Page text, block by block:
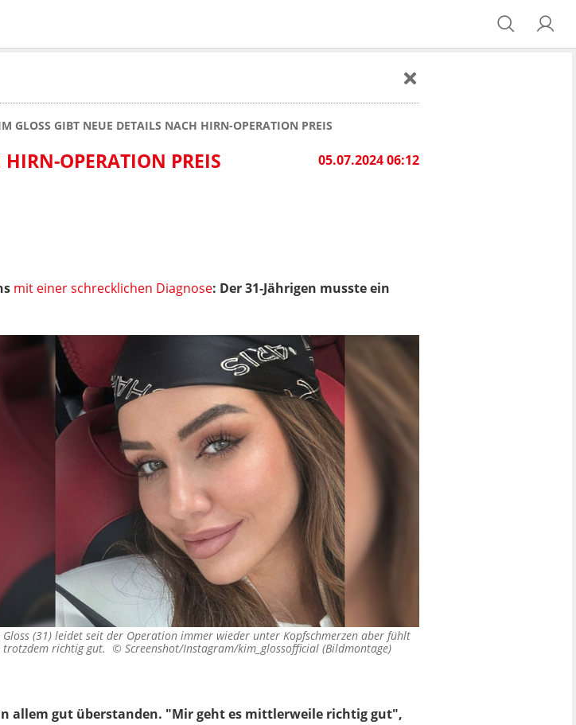
GLOSS GIBT NEUE DETAILS NACH HIRN-OPERATION PREIS
05.07.2024 06:12
OPERATION PREIS
mit einer schrecklichen Diagnose: Der 31-Jährigen musste ein
Gloss (31) leidet seit der Operation immer wieder unter Kopfschmerzen aber fühlt
trotzdem richtig gut. © Screenshot/Instagram/kim_glossofficial (Bildmontage)
allem gut überstanden. "Mir geht es mittlerweile richtig gut",